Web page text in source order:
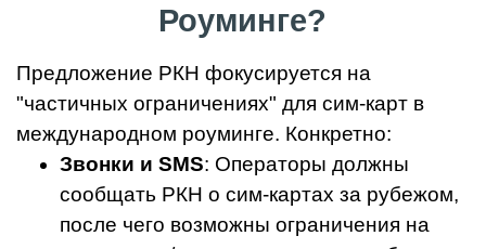
Роуминге?
Предложение РКН фокусируется на
"частичных ограничениях" для сим-карт в
международном роуминге. Конкретно:
Звонки и SMS: Операторы должны
сообщать РКН о сим-картах за рубежом,
после чего возможны ограничения на